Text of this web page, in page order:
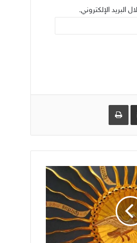
الإلكتروني.
مشاركة عبر البريد طباعة